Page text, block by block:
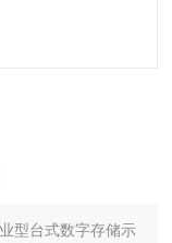
型台式数字存储示